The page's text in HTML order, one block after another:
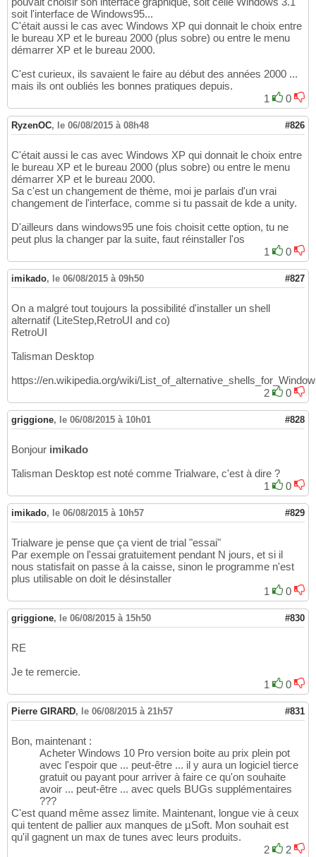
soit l'interface de Windows95...
C'était aussi le cas avec Windows XP qui donnait le choix entre
le bureau XP et le bureau 2000 (plus sobre) ou entre le menu
démarrer XP et le bureau 2000.
C'est curieux, ils savaient le faire au début des années 2000 ...
mais ils ont oubliés les bonnes pratiques depuis.
1
0
RyzenOC, le 06/08/2015 à 08h48 #826
C'était aussi le cas avec Windows XP qui donnait le choix entre
le bureau XP et le bureau 2000 (plus sobre) ou entre le menu
démarrer XP et le bureau 2000.
Sa c'est un changement de thème, moi je parlais d'un vrai
changement de l'interface, comme si tu passait de kde a unity.
D'ailleurs dans windows95 une fois choisit cette option, tu ne
peut plus la changer par la suite, faut réinstaller l'os
1
0
imikado, le 06/08/2015 à 09h50 #827
On a malgré tout toujours la possibilité d'installer un shell
alternatif (LiteStep,RetroUI and co)
RetroUI
Talisman Desktop
https://en.wikipedia.org/wiki/
2
0
griggione, le 06/08/2015 à 10h01 #828
Bonjour imikado
Talisman Desktop est noté comme Trialware, c'est à dire ?
1
0
imikado, le 06/08/2015 à 10h57 #829
Trialware je pense que ça vient de trial "essai"
Par exemple on l'essai gratuitement pendant N jours, et si il
nous statisfait on passe à la caisse, sinon le programme n'est
plus utilisable on doit le désinstaller
1
0
griggione, le 06/08/2015 à 15h50 #830
RE
Je te remercie.
1
0
Pierre GIRARD, le 06/08/2015 à 21h57 #831
Bon, maintenant :
Acheter Windows 10 Pro version boite au prix plein pot
avec l'espoir que ... peut-être ... il y aura un logiciel tierce
gratuit ou payant pour arriver à faire ce qu'on souhaite
avoir ... peut-être ... avec quels BUGs supplémentaires
???
C'est quand même assez limite. Maintenant, longue vie à ceux
qui tentent de pallier aux manques de µSoft. Mon souhait est
qu'il gagnent un max de tunes avec leurs produits.
2
2